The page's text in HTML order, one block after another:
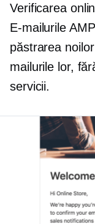
Verificarea
E-mailurile
păstrarea
mailurile lor,
servicii.